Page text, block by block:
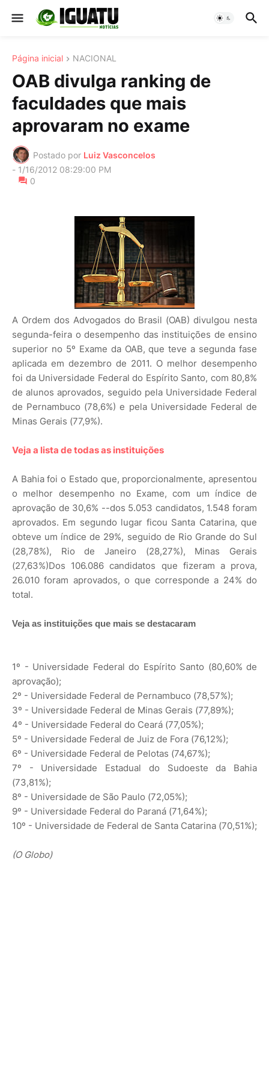
Página inicial NACIONAL
OAB divulga ranking de
faculdades que mais
aprovaram no exame
Postado por Luiz Vasconcelos
- 1/16/2012 08:29:00 PM
0
A Ordem dos Advogados do Brasil (OAB) divulgou nesta
segunda-feira o desempenho das instituições de ensino
superior no 5º Exame da OAB, que teve a segunda fase
aplicada em dezembro de 2011. O melhor desempenho
foi da Universidade Federal do Espírito Santo, com 80,8%
de alunos aprovados, seguido pela Universidade Federal
de Pernambuco (78,6%) e pela Universidade Federal de
Minas Gerais (77,9%).
Veja a lista de todas as instituições
A Bahia foi o Estado que, proporcionalmente, apresentou
o melhor desempenho no Exame, com um índice de
aprovação de 30,6% --dos 5.053 candidatos, 1.548 foram
aprovados. Em segundo lugar ficou Santa Catarina, que
obteve um índice de 29%, seguido de Rio Grande do Sul
(28,78%), Rio de Janeiro (28,27%), Minas Gerais
(27,63%)Dos 106.086 candidatos que fizeram a prova,
26.010 foram aprovados, o que corresponde a 24% do
total.
Veja as instituições que mais se destacaram
1º - Universidade Federal do Espírito Santo (80,60% de
aprovação);
2º - Universidade Federal de Pernambuco (78,57%);
3º - Universidade Federal de Minas Gerais (77,89%);
4º - Universidade Federal do Ceará (77,05%);
5º - Universidade Federal de Juiz de Fora (76,12%);
6º - Universidade Federal de Pelotas (74,67%);
7º - Universidade Estadual do Sudoeste da Bahia
(73,81%);
8º - Universidade de São Paulo (72,05%);
9º - Universidade Federal do Paraná (71,64%);
10º - Universidade de Federal de Santa Catarina (70,51%);
(O Globo)